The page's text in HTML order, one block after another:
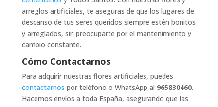
arreglos artificiales, te aseguras de que los lugares de
descanso de tus seres queridos siempre estén bonitos
y arreglados, sin preocuparte por el mantenimiento y
cambio constante.
Cómo Contactarnos
Para adquirir nuestras flores artificiales, puedes
contactarnos por teléfono o WhatsApp al 965830460.
Hacemos envíos a toda España, asegurando que las